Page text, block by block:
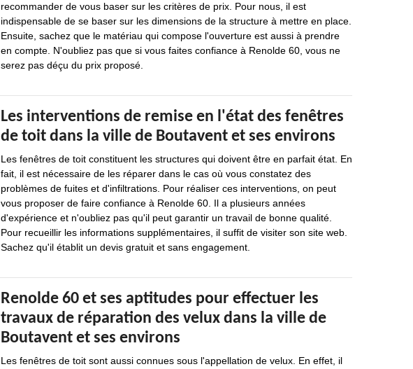
recommander de vous baser sur les critères de prix. Pour nous, il est
indispensable de se baser sur les dimensions de la structure à mettre en place.
Ensuite, sachez que le matériau qui compose l'ouverture est aussi à prendre
en compte. N'oubliez pas que si vous faites confiance à Renolde 60, vous ne
serez pas déçu du prix proposé.
Les interventions de remise en l'état des fenêtres
de toit dans la ville de Boutavent et ses environs
Les fenêtres de toit constituent les structures qui doivent être en parfait état. En
fait, il est nécessaire de les réparer dans le cas où vous constatez des
problèmes de fuites et d'infiltrations. Pour réaliser ces interventions, on peut
vous proposer de faire confiance à Renolde 60. Il a plusieurs années
d'expérience et n'oubliez pas qu'il peut garantir un travail de bonne qualité.
Pour recueillir les informations supplémentaires, il suffit de visiter son site web.
Sachez qu'il établit un devis gratuit et sans engagement.
Renolde 60 et ses aptitudes pour effectuer les
travaux de réparation des velux dans la ville de
Boutavent et ses environs
Les fenêtres de toit sont aussi connues sous l'appellation de velux. En effet, il